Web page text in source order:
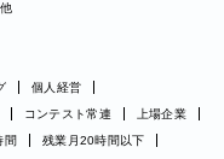
個人経営
コンテスト常連
上場企業
間
残業月20時間以下